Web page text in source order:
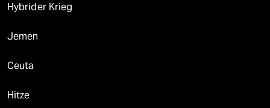
Hybrider Krieg
Jemen
Ceuta
Hitze